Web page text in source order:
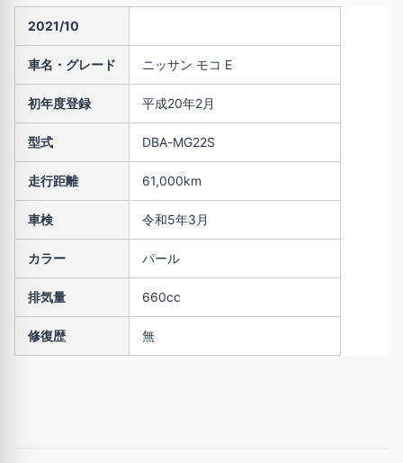
2021/10
車名・グレード ニッサン モコ E
初年度登録 平成20年2月
型式 DBA-MG22S
走行距離 61,000km
車検 令和5年3月
カラー パール
排気量 660cc
修復歴 無